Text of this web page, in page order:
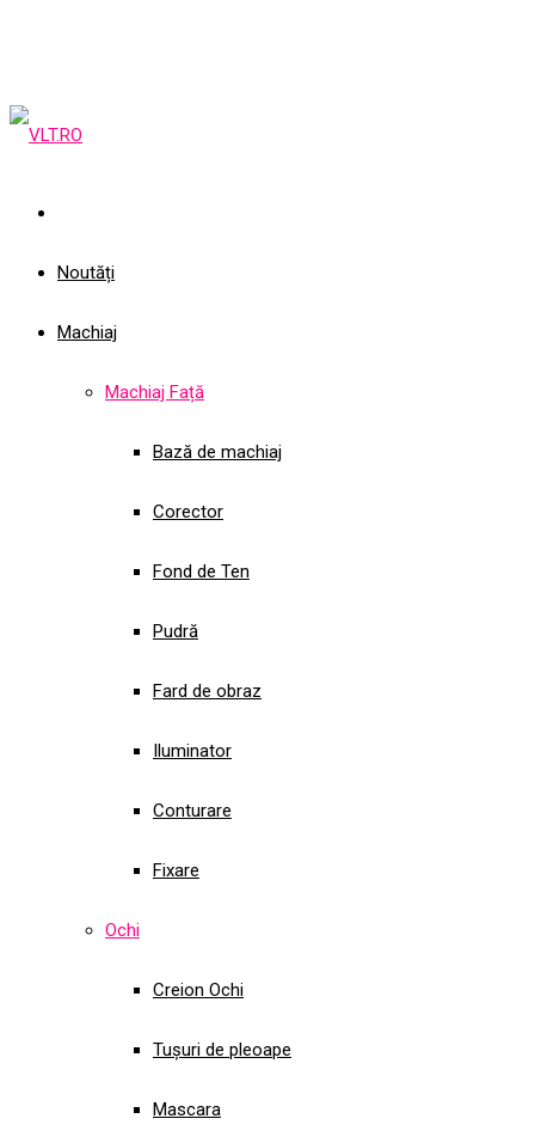
Noutăți
Machiaj
Machiaj Față
Bază de machiaj
Corector
Fond de Ten
Pudră
Fard de obraz
Iluminator
Conturare
Fixare
Ochi
Creion Ochi
Tușuri de pleoape
Mascara